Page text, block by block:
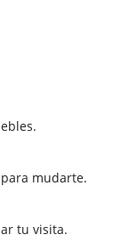
mudarte.
tu visita.